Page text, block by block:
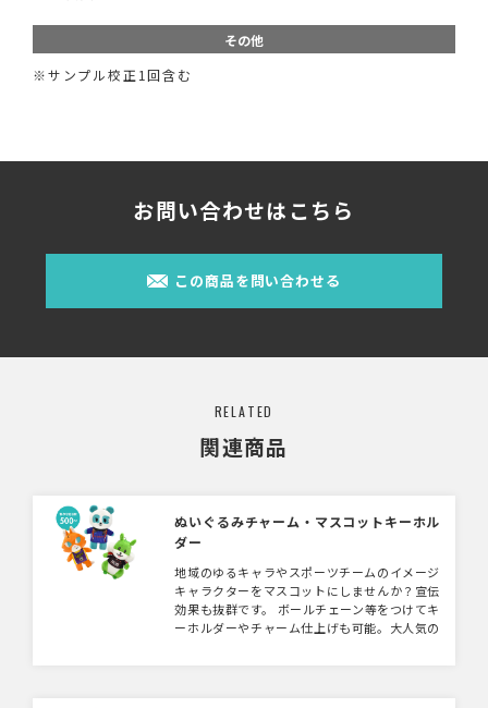
その他
※サンプル校正1回含む
お問い合わせはこちら
この商品を問い合わせる
RELATED
関連商品
ぬいぐるみチャーム・マスコットキーホル
ダー
地域のゆるキャラやスポーツチームのイメージ
キャラクターをマスコットにしませんか？宣伝
効果も抜群です。 ボールチェーン等をつけてキ
ーホルダーやチャーム仕上げも可能。大人気の